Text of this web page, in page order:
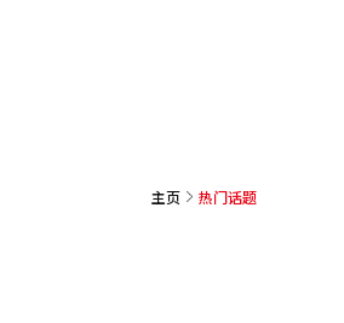
主页 热门话题